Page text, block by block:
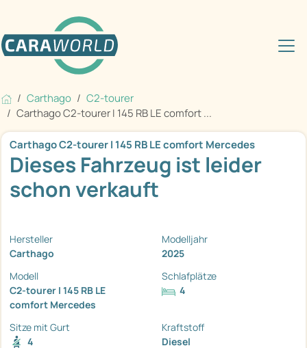
Carthago
C2-tourer
Carthago C2-tourer I 145 RB LE comfort ...
Carthago C2-tourer I 145 RB LE comfort Mercedes
Dieses Fahrzeug ist leider
schon verkauft
Hersteller
Carthago
Modelljahr
2025
Modell
C2-tourer I 145 RB LE
comfort Mercedes
Schlafplätze
4
Sitze mit Gurt
4
Kraftstoff
Diesel